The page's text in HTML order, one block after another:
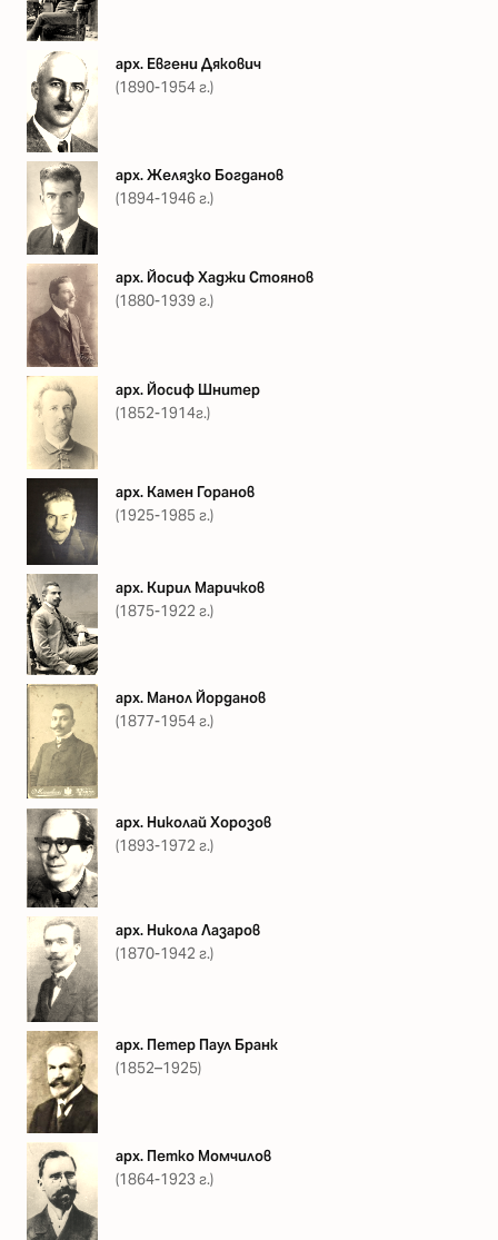
арх. Евгени Дякович
(1890-1954 г.)
арх. Желязко Богданов
(1894-1946 г.)
арх. Йосиф Хаджи Стоянов
(1880-1939 г.)
арх. Йосиф Шнитер
(1852-1914г.)
арх. Камен Горанов
(1925-1985 г.)
арх. Кирил Маричков
(1875-1922 г.)
арх. Манол Йорданов
(1877-1954 г.)
арх. Николай Хорозов
(1893-1972 г.)
арх. Никола Лазаров
(1870-1942 г.)
арх. Петер Паул Бранк
(1852–1925)
арх. Петко Момчилов
(1864-1923 г.)